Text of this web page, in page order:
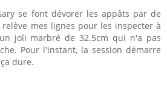
se font dévorer les appâts par de
mes lignes pour les inspecter à
joli marbré de 32.5cm qui n'a pas
Pour l'instant, la session démarre
dure.